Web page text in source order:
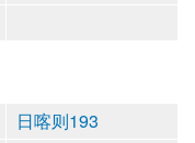
日喀则193